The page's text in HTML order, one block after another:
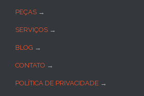
PEÇAS →
SERVIÇOS →
BLOG →
CONTATO →
POLÍTICA DE PRIVACIDADE →